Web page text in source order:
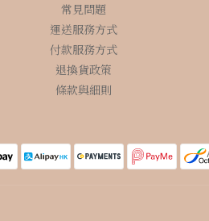
常見問題
運送服務方式
付款服務方式
退換貨政策
條款與細則